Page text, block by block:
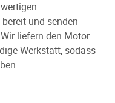
bereit und senden
liefern den Motor
Werkstatt, sodass